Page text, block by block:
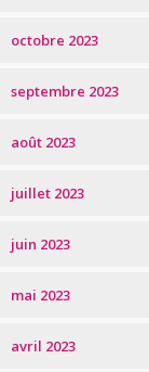
octobre 2023
septembre 2023
août 2023
juillet 2023
juin 2023
mai 2023
avril 2023